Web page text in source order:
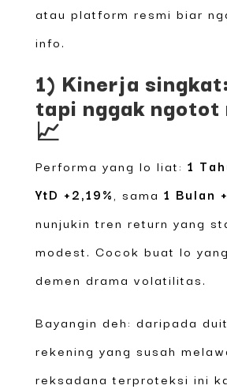
atau platform resmi biar
info.
1) Kinerja
tapi nggak ngotot
📈
Performa yang lo liat: 1
YtD +2,19% , sama 1 Bulan
nunjukin tren return yang
modest. Cocok buat lo
demen drama volatilitas.
Bayangin deh: daripada
rekening yang susah
reksadana terproteksi ini